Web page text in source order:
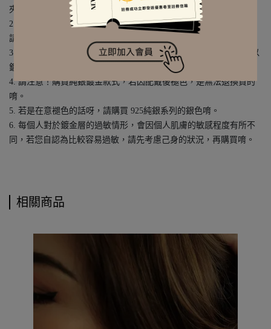
夾鏈袋中，夾鏈袋會與空氣隔絕，來防止氧化變色唷。
2. 若是購買925純銀+鍍金（金色）的款式，就如同鍍金飾品一樣，
請盡量減少與水、汗水、化妝品或藥劑等...接觸唷。
3. 金色的925純銀飾品，是純銀當基底材質，再加上表面鍍金，所以
鍍金層本身，還是會隨著配戴的時間而逐漸褪色唷。
4. 請注意！購買純銀鍍金款式，若因配戴後褪色，是無法退換貨的
唷。
5. 若是在意褪色的話呀，請購買 925純銀系列的銀色唷。
6. 每個人對於鍍金層的過敏情形，會因個人肌膚的敏感程度有所不
同，若您自認為比較容易過敏，請先考慮己身的狀況，再購買唷。
相關商品